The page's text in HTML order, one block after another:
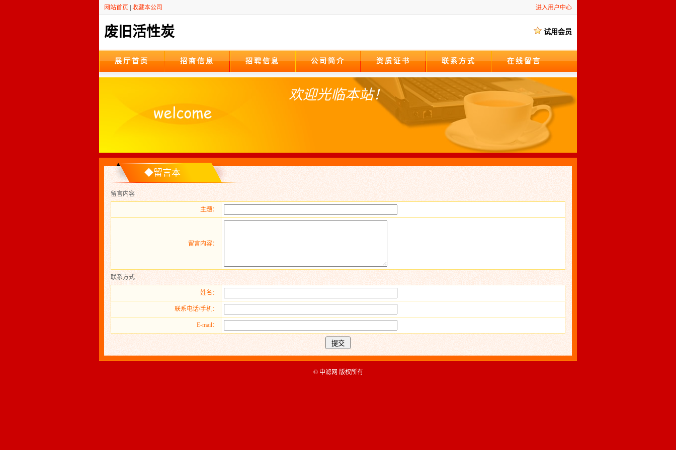
进入用户中心
网站首页 收藏本公司
试用会员
废旧活性炭
展厅首页 招商信息 招聘信息 公司简介 资质证书 联系方式 在线留言
欢迎光临本站！
◆留言本
留言内容
主题：
留言内容：
联系方式
姓名：
联系电话/手机：
E-mail：
© 中滤网 版权所有